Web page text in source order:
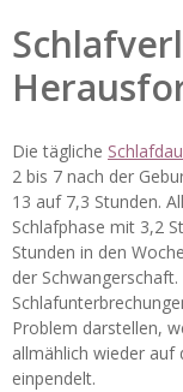
Die tägliche
2 bis 7 nach der
13 auf 7,3 Stunden.
Schlafphase mit 3,2
Stunden in den
der
Problem darstellen,
allmählich wieder auf
einpendelt.